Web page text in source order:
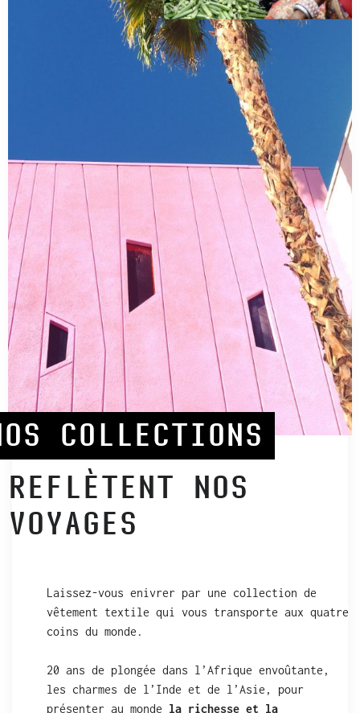
COLLECTIONS
REFLÈTENT NOS
VOYAGES
Laissez-vous enivrer par une collection de
vêtement textile qui vous transporte aux quatre
coins du monde.
20 ans de plongée dans l’Afrique envoûtante,
les charmes de l’Inde et de l’Asie, pour
présenter au monde la richesse et la